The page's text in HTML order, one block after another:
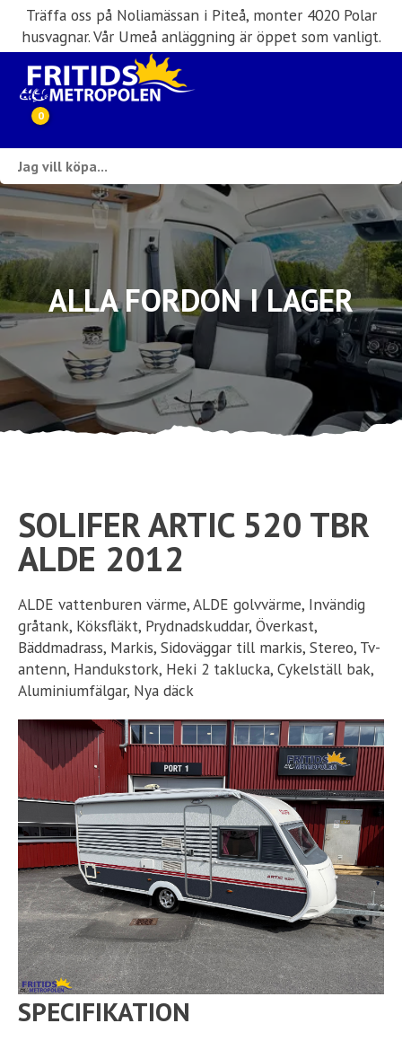
Träffa oss på Noliamässan i Piteå, monter 4020 Polar
husvagnar. Vår Umeå anläggning är öppet som vanligt.
0
Husbilar i lager
Husvagnar i lager
Inköp & förmedling
Husbilsuthyrning
Verkstad
Ställplats
Långtidsparkering
ALLA FORDON I LAGER
SOLIFER ARTIC 520 TBR
ALDE 2012
ALDE vattenburen värme, ALDE golvvärme, Invändig
gråtank, Köksfläkt, Prydnadskuddar, Överkast,
Bäddmadrass, Markis, Sidoväggar till markis, Stereo, Tv-
antenn, Handukstork, Heki 2 taklucka, Cykelställ bak,
Aluminiumfälgar, Nya däck
SPECIFIKATION